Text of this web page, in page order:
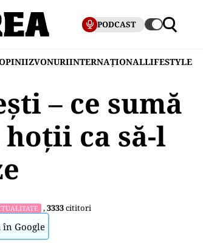
PODCAST
ZVONURIINTERNAȚIONALLIFESTYLE
– ce sumă
ca să-l
,3333cititori
în Google